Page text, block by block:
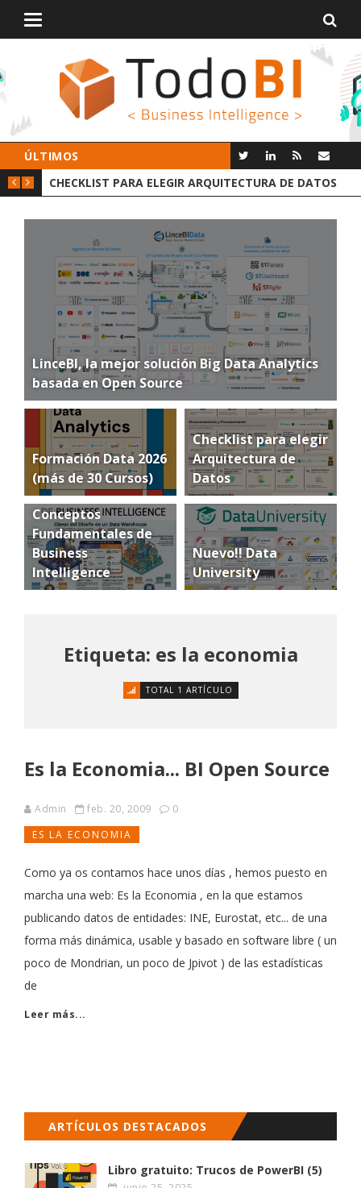
Alternar
ÚLTIMOS
CHECKLIST PARA ELEGIR ARQUITECTURA DE DATOS
LinceBI, la mejor solución Big Data Analytics
basada en Open Source
Formación Data 2026
(más de 30 Cursos)
Checklist para elegir
Arquitectura de
Datos
Conceptos
Fundamentales de
Business
Intelligence
Nuevo!! Data
University
Etiqueta: es la economia
TOTAL 1 ARTÍCULO
Es la Economia... BI Open Source
Admin feb. 20, 2009
0
ES LA ECONOMIA
Como ya os contamos hace unos días , hemos puesto en
marcha una web: Es la Economia , en la que estamos
publicando datos de entidades: INE, Eurostat, etc... de una
forma más dinámica, usable y basado en software libre ( un
poco de Mondrian, un poco de Jpivot ) de las estadísticas
de
Leer más...
ARTÍCULOS DESTACADOS
Libro gratuito: Trucos de PowerBI (5)